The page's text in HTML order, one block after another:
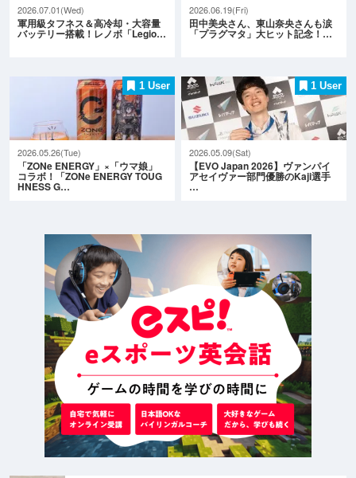
2026.07.01(Wed)
軍用級タフネス＆高冷却・大容量
バッテリー搭載！レノボ「Legio…
2026.06.19(Fri)
田中美央さん、東山奈央さんも涙
「プラグマタ」大ヒット記念！…
1 User
2026.05.26(Tue)
「ZONe ENERGY」×「ウマ娘」
コラボ！「ZONe ENERGY TOUG
HNESS G…
1 User
2026.05.09(Sat)
【EVO Japan 2026】ヴァンパイ
アセイヴァー部門優勝のKaji選手
…